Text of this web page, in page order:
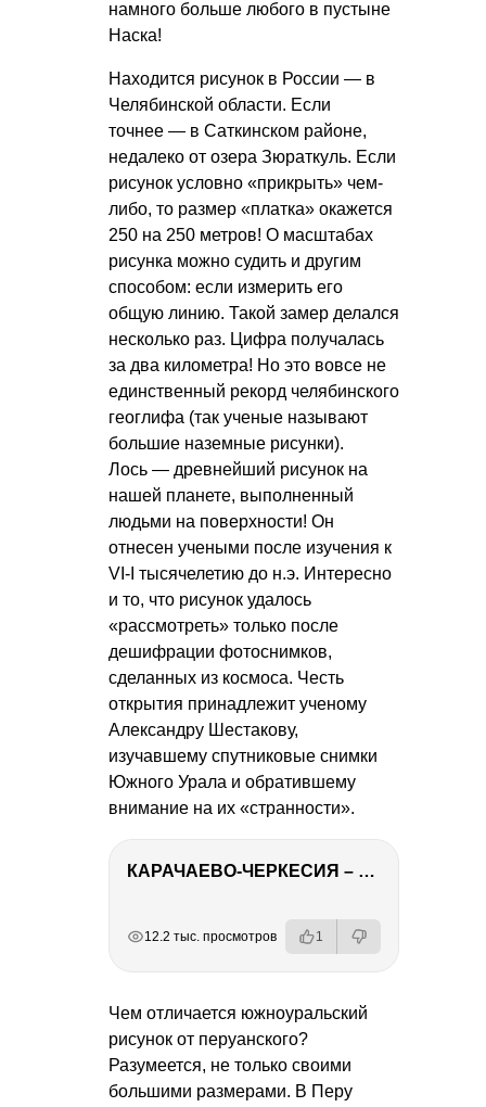
намного больше любого в пустыне
Наска!
Находится рисунок в России — в
Челябинской области. Если
точнее — в Саткинском районе,
недалеко от озера Зюраткуль. Если
рисунок условно «прикрыть» чем-
либо, то размер «платка» окажется
250 на 250 метров! О масштабах
рисунка можно судить и другим
способом: если измерить его
общую линию. Такой замер делался
несколько раз. Цифра получалась
за два километра! Но это вовсе не
единственный рекорд челябинского
геоглифа (так ученые называют
большие наземные рисунки).
Лось — древнейший рисунок на
нашей планете, выполненный
людьми на поверхности! Он
отнесен учеными после изучения к
VI-I тысячелетию до н.э. Интересно
и то, что рисунок удалось
«рассмотреть» только после
дешифрации фотоснимков,
сделанных из космоса. Честь
открытия принадлежит ученому
Александру Шестакову,
изучавшему спутниковые снимки
Южного Урала и обратившему
внимание на их «странности».
КАРАЧАЕВО-ЧЕРКЕСИЯ – ПУТЕШЕСТВИЕ НА КАВКАЗ часть 2
12.2 тыс. просмотров 1
Чем отличается южноуральский
рисунок от перуанского?
Разумеется, не только своими
большими размерами. В Перу